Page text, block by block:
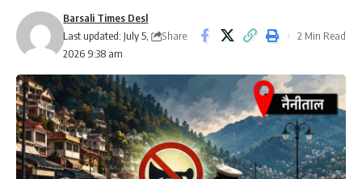
Last updated: July 5,
2026 9:38 am
Barsali Times Desl
Share
2 Min Read